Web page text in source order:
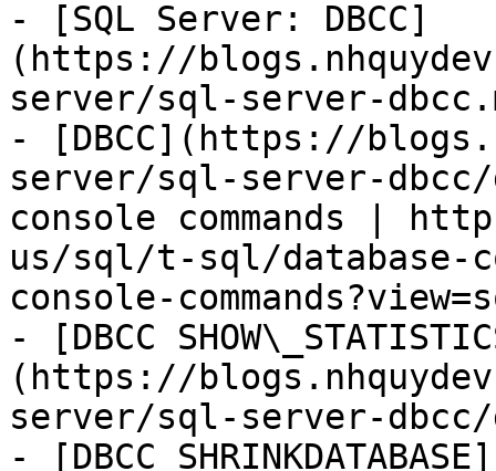
- [SQL Server: DBCC]
(https://
server/sql-server-
- [DBCC](https://
server/sql-server-dbcc/
console commands |
us/sql/t-sql/database-
console-
- [DBCC
(https://
server/sql-server-
- [DBCC SHRINKDATABASE]